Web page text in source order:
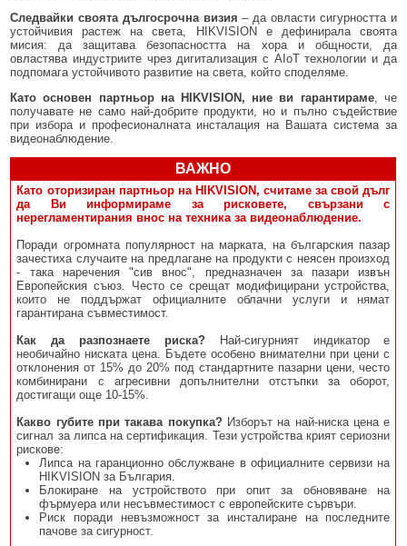
Следвайки своята дългосрочна визия – да овласти сигурността и
устойчивия растеж на света, HIKVISION е дефинирала своята
мисия: да защитава безопасността на хора и общности, да
овластява индустриите чрез дигитализация с AIoT технологии и да
подпомага устойчивото развитие на света, който споделяме.
Като основен партньор на HIKVISION, ние ви гарантираме, че
получавате не само най-добрите продукти, но и пълно съдействие
при избора и професионалната инсталация на Вашата система за
видеонаблюдение.
ВАЖНО
Като оторизиран партньор на HIKVISION, считаме за свой дълг
да Ви информираме за рисковете, свързани с
нерегламентирания внос на техника за видеонаблюдение.
Поради огромната популярност на марката, на българския пазар
зачестиха случаите на предлагане на продукти с неясен произход
- така наречения "сив внос", предназначен за пазари извън
Европейския съюз. Често се срещат модифицирани устройства,
които не поддържат официалните облачни услуги и нямат
гарантирана съвместимост.
Как да разпознаете риска?Най-сигурният индикатор е
необичайно ниската цена. Бъдете особено внимателни при цени с
отклонения от 15% до 20% под стандартните пазарни цени, често
комбинирани с агресивни допълнителни отстъпки за оборот,
достигащи още 10-15%.
Какво губите при такава покупка?Изборът на най-ниска цена е
сигнал за липса на сертификация. Тези устройства крият сериозни
рискове:
Липса на гаранционно обслужване в официалните сервизи на
HIKVISION за България.
Блокиране на устройството при опит за обновяване на
фърмуера или несъвместимост с европейските сървъри.
Риск поради невъзможност за инсталиране на последните
пачове за сигурност.